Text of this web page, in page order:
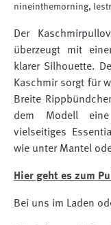
nineinthemorning,
Der
überzeugt mit
klarer Silhouette.
Kaschmir sorgt für
Breite
dem Modell
vielseitiges
wie unter Mantel
Hier geht es zum
Bei uns im Laden